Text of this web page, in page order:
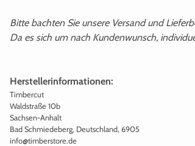
Bitte bachten Sie unsere Versand und
Da es sich um nach Kundenwunsch,
Herstellerinformationen:
Timbercut
Waldstraße 10b
Sachsen-Anhalt
Bad Schmiedeberg, Deutschland, 6905
info@timberstore.de